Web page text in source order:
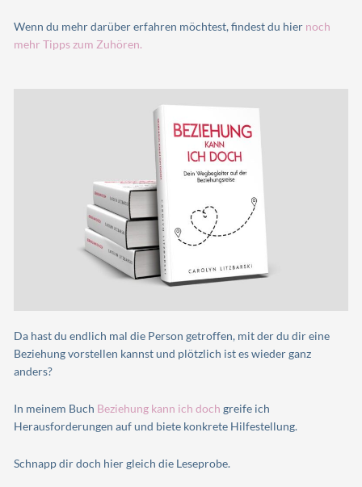
Wenn du mehr darüber erfahren möchtest, findest du hier noch
mehr Tipps zum Zuhören.
Da hast du endlich mal die Person getroffen, mit der du dir eine
Beziehung vorstellen kannst und plötzlich ist es wieder ganz
anders?
In meinem Buch Beziehung kann ich doch greife ich
Herausforderungen auf und biete konkrete Hilfestellung.
Schnapp dir doch hier gleich die Leseprobe.